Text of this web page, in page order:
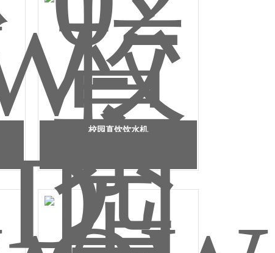
校园直饮饮水机